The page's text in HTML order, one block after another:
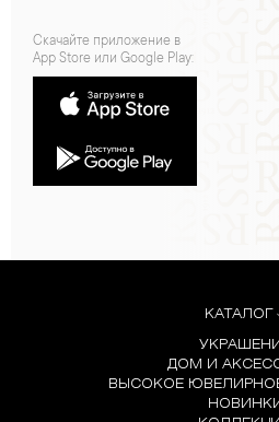
Скачайте приложение в
App Store или Google Play:
КАТАЛОГ
ДОМ И
ВЫСОКОЕ